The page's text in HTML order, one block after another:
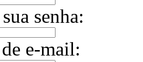
senha:
e-mail: